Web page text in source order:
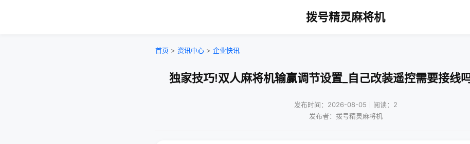
拨号精灵麻将机
首页 > 资讯中心 > 企业快讯
独家技巧!双人麻将机输赢调节设置_自己改装遥控需要接线
发布时间：2026-08-05｜阅读：2
发布者：拨号精灵麻将机